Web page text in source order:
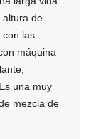
altura de
con las
máquina
una muy
mezcla de